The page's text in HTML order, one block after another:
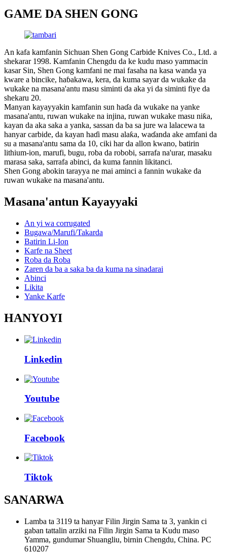
GAME DA SHEN GONG
An kafa kamfanin Sichuan Shen Gong Carbide Knives Co., Ltd. a
shekarar 1998. Kamfanin Chengdu da ke kudu maso yammacin
kasar Sin, Shen Gong kamfani ne mai fasaha na kasa wanda ya
kware a bincike, haɓakawa, kera, da kuma sayar da wukake da
wukake na masana'antu masu siminti da aka yi da siminti fiye da
shekaru 20.
Manyan kayayyakin kamfanin sun haɗa da wukake na yanke
masana'antu, ruwan wukake na injina, ruwan wukake masu niƙa,
kayan da aka saka a yanka, sassan da ba sa jure wa lalacewa ta
hanyar carbide, da kayan haɗi masu alaƙa, waɗanda ake amfani da
su a masana'antu sama da 10, ciki har da allon kwano, batirin
lithium-ion, marufi, bugu, roba da robobi, sarrafa na'urar, masaku
marasa saka, sarrafa abinci, da kuma fannin likitanci.
Shen Gong abokin tarayya ne mai aminci a fannin wukake da
ruwan wukake na masana'antu.
Masana'antun Kayayyaki
An yi wa corrugated
Bugawa/Marufi/Takarda
Batirin Li-Ion
Karfe na Sheet
Roba da Roba
Zaren da ba a saka ba da kuma na sinadarai
Abinci
Likita
Yanke Karfe
HANYOYI
Linkedin
Youtube
Facebook
Tiktok
SANARWA
Lamba ta 3119 ta hanyar Filin Jirgin Sama ta 3, yankin ci
gaban tattalin arziki na Filin Jirgin Sama ta Kudu maso
Yamma, gundumar Shuangliu, birnin Chengdu, China. PC
610207